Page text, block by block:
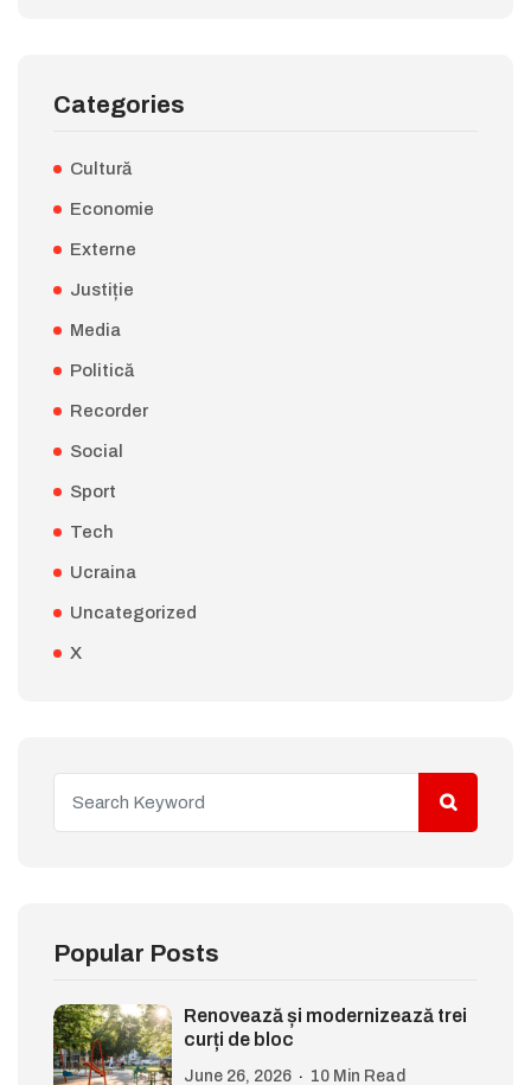
Categories
Cultură
Economie
Externe
Justiție
Media
Politică
Recorder
Social
Sport
Tech
Ucraina
Uncategorized
X
Popular Posts
Renovează și modernizează trei
curți de bloc
June 26, 2026 10 Min Read